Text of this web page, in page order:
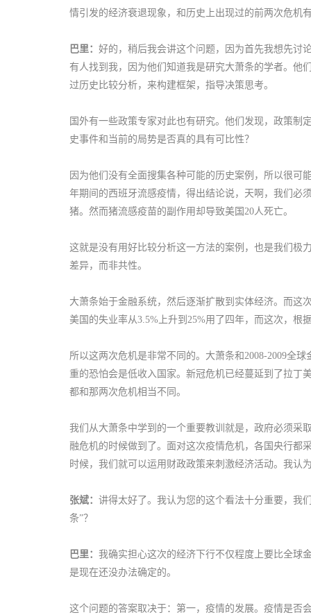
情引发的经济衰退现象，和历史上出现过的前两次危机
巴里： 好的，稍后我会讲这个问题，因为首先我想先讨
有人找到我，因为他们知道我是研究大萧条的学者。他
过历史比较分析，来构建框架，指导决策思考。
国外有一些政策专家对此也有研究。他们发现，政策
史事件和当前的局势是否真的具有可比性？
因为他们没有全面搜集各种可能的历史案例，所以很可
年期间的西班牙流感疫情，得出结论说，天啊，我们必
猪。然而猪流感疫苗的副作用却导致美国20人死亡。
这就是没有用好比较分析这一方法的案例，也是我们极
差异，而非共性。
大萧条始于金融系统，然后逐渐扩散到实体经济。而这
美国的失业率从3.5%上升到25%用了四年，而这次，根
所以这两次危机是非常不同的。大萧条和2008-2009全
重的恐怕会是低收入国家。新冠危机已经蔓延到了拉丁
都和那两次危机相当不同。
我们从大萧条中学到的一个重要教训就是，政府必须采
融危机的时候做到了。面对这次疫情危机，各国央行都
时候，我们就可以运用财政政策来刺激经济活动。我认
张斌： 讲得太好了。我认为您的这个看法十分重要，我
条”？
巴里： 我确实担心这次的经济下行不仅程度上要比全球
是现在还没办法确定的。
这个问题的答案取决于：第一，疫情的发展。疫情是否